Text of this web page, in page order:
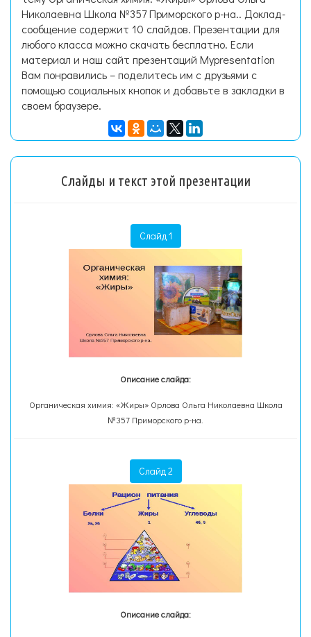
Николаевна Школа №357 Приморского р-на.. Доклад-
сообщение содержит 10 слайдов. Презентации для
любого класса можно скачать бесплатно. Если
материал и наш сайт презентаций Mypresentation
Вам понравились – поделитесь им с друзьями с
помощью социальных кнопок и добавьте в закладки в
своем браузере.
Слайды и текст этой презентации
Слайд 1
Описание слайда:
Органическая химия: «Жиры» Орлова Ольга Николаевна Школа
№357 Приморского р-на.
Слайд 2
Описание слайда: